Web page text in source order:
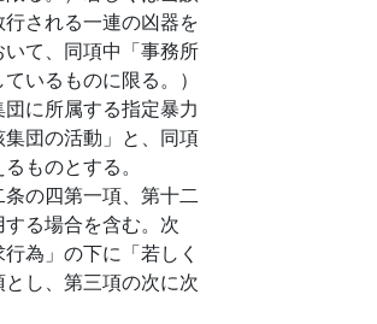
される一連の凶器を
て、同項中「事務所
いるものに限る。）
に所属する指定暴力
団の活動」と、同項
ものとする。
の四第一項、第十二
る場合を含む。次
為」の下に「若しく
し、第三項の次に次